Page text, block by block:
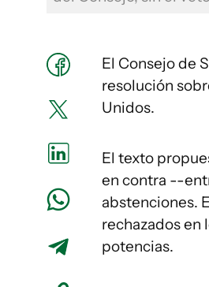
El Consejo de
resolución
Unidos.
El texto
en contra --
abstenciones.
rechazados en
potencias.